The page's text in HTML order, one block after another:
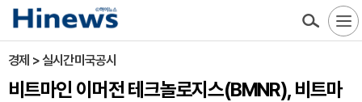
경제 > 실시간미국공시
비트마인 이머전 테크놀로지스(BMNR), 비트마